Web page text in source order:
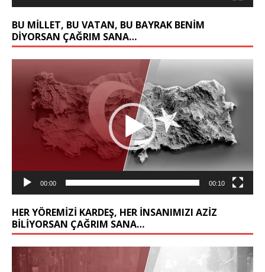
BU MİLLET, BU VATAN, BU BAYRAK BENİM
DİYORSAN ÇAĞRIM SANA…
oynatıcı
00:00 00:10
HER YÖREMİZİ KARDEŞ, HER İNSANIMIZI AZİZ
BİLİYORSAN ÇAĞRIM SANA…
Video
oynatıcı